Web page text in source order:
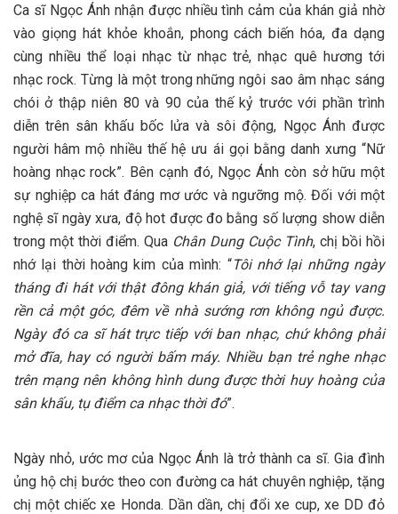
Ca sĩ Ngọc Ánh nhận được nhiều tình cảm của khán giả nhờ
vào giọng hát khỏe khoắn, phong cách biến hóa, đa dạng
cùng nhiều thể loại nhạc từ nhạc trẻ, nhạc quê hương tới
nhạc rock. Từng là một trong những ngôi sao âm nhạc sáng
chói ở thập niên 80 và 90 của thế kỷ trước với phần trình
diễn trên sân khấu bốc lửa và sôi động, Ngọc Ánh được
người hâm mộ nhiều thế hệ ưu ái gọi bằng danh xưng “Nữ
hoàng nhạc rock”. Bên cạnh đó, Ngọc Ánh còn sở hữu một
sự nghiệp ca hát đáng mơ ước và ngưỡng mộ. Đối với một
nghệ sĩ ngày xưa, độ hot được đo bằng số lượng show diễn
trong một thời điểm. Qua Chân Dung Cuộc Tình, chị bồi hồi
nhớ lại thời hoàng kim của mình: “Tôi nhớ lại những ngày
tháng đi hát với thật đông khán giả, với tiếng vỗ tay vang
rền cả một góc, đêm về nhà sướng rơn không ngủ được.
Ngày đó ca sĩ hát trực tiếp với ban nhạc, chứ không phải
mở đĩa, hay có người bấm máy. Nhiều bạn trẻ nghe nhạc
trên mạng nên không hình dung được thời huy hoàng của
sân khấu, tụ điểm ca nhạc thời đó”.
Ngày nhỏ, ước mơ của Ngọc Ánh là trở thành ca sĩ. Gia đình
ủng hộ chị bước theo con đường ca hát chuyên nghiệp, tặng
chị một chiếc xe Honda. Dần dần, chị đổi xe cup, xe DD đỏ